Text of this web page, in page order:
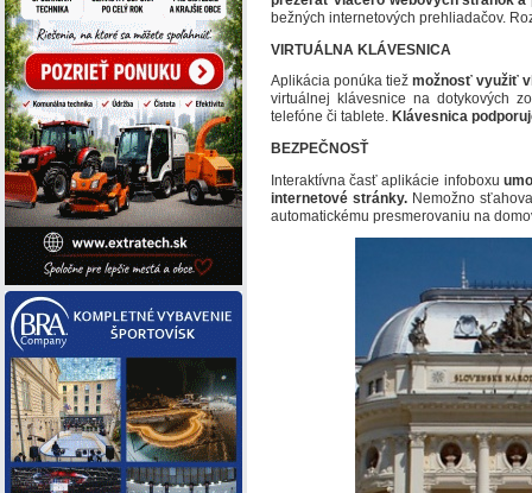
bežných internetových prehliadačov.
VIRTUÁLNA KLÁVESNICA
Aplikácia ponúka tiež možnosť využiť
virtuálnej klávesnice na dotykových
telefóne či tablete.
Klávesnica
BEZPEČNOSŤ
Interaktívna časť aplikácie infoboxu
internetové stránky. Nemožno
automatickému presmerovaniu na